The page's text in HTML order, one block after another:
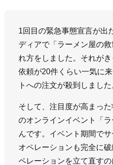
1回目の緊急事態宣言が出
ディアで「ラーメン屋の
れ方をしました。それが
依頼が20件くらい一気に
トへの注文が殺到しました
そして、注目度が高まっ
のオンラインイベント「
んです。イベント期間で
オペレーションも完全に
ペレーションを立て直す